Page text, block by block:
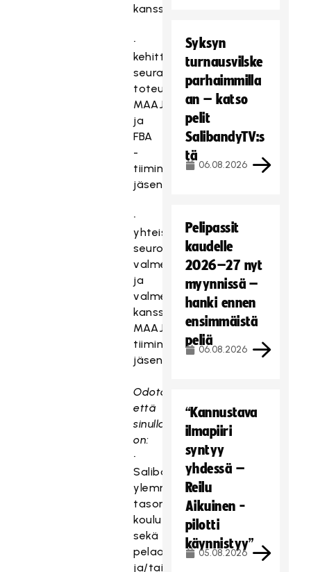
kanssa.
•
kehittymisen
seurantatapahtumien
toteuttamisesta
MAAJOUKKUTIE-
ja
FBA
-
tiimin
jäsenenä
•
yhteistyöstä
seurojen
valmennuspäälliköiden
ja
valmentajien
kanssa
MAAJOUKKUETIE-
tiimin
jäsenenä
Odotamme
että
sinulla
on:
•
Salibandyliiton
ylemmän
tason
koulutus
sekä
pelaaja-
ja/tai
Syksyn
turnausvilske
parhaimmilla
an – katso
pelit
SalibandyTV:s
tä
06.08.2026
Pelipassit
kaudelle
2026–27 nyt
myynnissä –
hanki ennen
ensimmäistä
peliä
06.08.2026
“Kannustava
ilmapiiri
syntyy
yhdessä –
Reilu
Aikuinen -
pilotti
käynnistyy”
05.08.2026